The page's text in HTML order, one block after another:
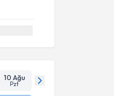
10 Ağu
Pzt